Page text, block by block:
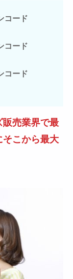
コード
コード
コード
販売業界で最
こから最大